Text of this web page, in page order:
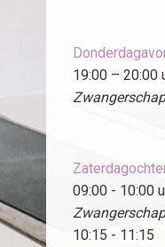
19:00 – 20:00
09:00 - 10:00
10:15 - 11:15